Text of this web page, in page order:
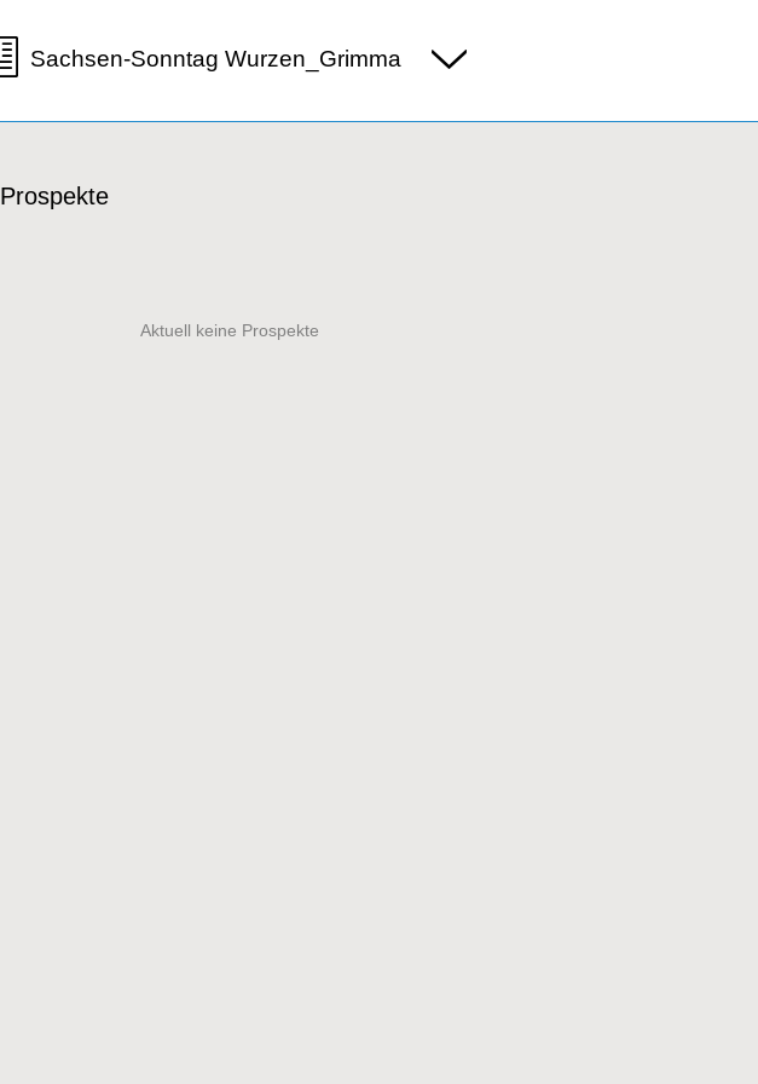
Sachsen-Sonntag Wurzen_Grimma
Prospekte